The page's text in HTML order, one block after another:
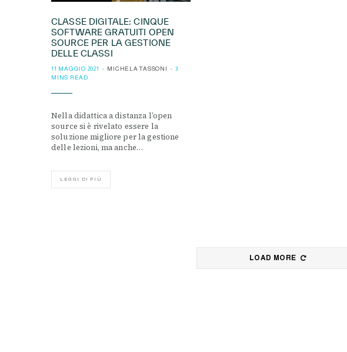
CLASSE DIGITALE: CINQUE
SOFTWARE GRATUITI OPEN
SOURCE PER LA GESTIONE
DELLE CLASSI
11 MAGGIO 2021 MICHELA TASSONI
3
MINS READ
Nella didattica a distanza l’open
source si è rivelato essere la
soluzione migliore per la gestione
delle lezioni, ma anche…
LEGGI DI PIÙ
LOAD MORE